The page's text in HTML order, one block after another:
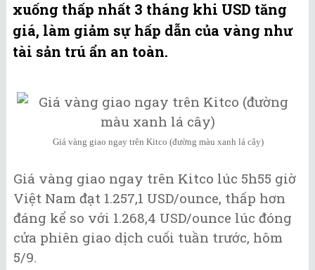
xuống thấp nhất 3 tháng khi USD tăng
giá, làm giảm sự hấp dẫn của vàng như
tài sản trú ẩn an toàn.
Giá vàng giao ngay trên Kitco (đường màu xanh lá cây)
Giá vàng giao ngay trên Kitco lúc 5h55 giờ
Việt Nam đạt 1.257,1 USD/ounce, thấp hơn
đáng kể so với 1.268,4 USD/ounce lúc đóng
cửa phiên giao dịch cuối tuần trước, hôm
5/9.